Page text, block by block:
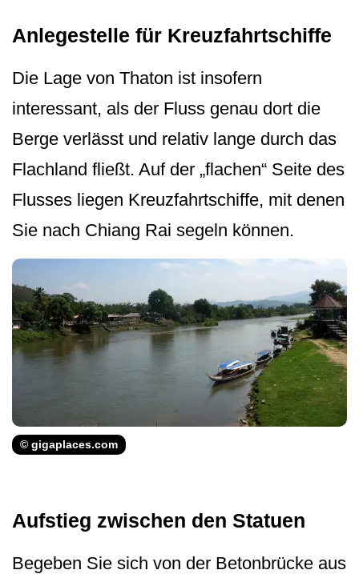
Anlegestelle für Kreuzfahrtschiffe
Die Lage von Thaton ist insofern
interessant, als der Fluss genau dort die
Berge verlässt und relativ lange durch das
Flachland fließt. Auf der „flachen“ Seite des
Flusses liegen Kreuzfahrtschiffe, mit denen
Sie nach Chiang Rai segeln können.
© gigaplaces.com
Aufstieg zwischen den Statuen
Begeben Sie sich von der Betonbrücke aus